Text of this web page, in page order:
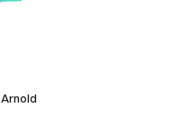
Arnold